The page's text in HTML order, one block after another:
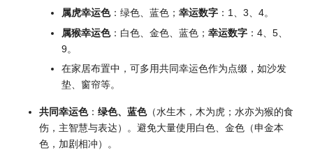
属虎幸运色：绿色、蓝色； 幸运数字 ：1、3、4。
属猴幸运色：白色、金色、蓝色； 幸运数字 ：4、5、
9。
在家居布置中，可多用共同幸运色作为点缀，如沙发
垫、窗帘等。
共同幸运色： 绿色、蓝色（水生木，木为虎；水亦为猴的食
伤，主智慧与表达）。避免大量使用白色、金色（申金本
色，加剧相冲）。